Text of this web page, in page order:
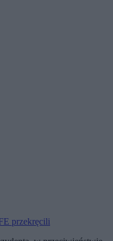
przekręcili